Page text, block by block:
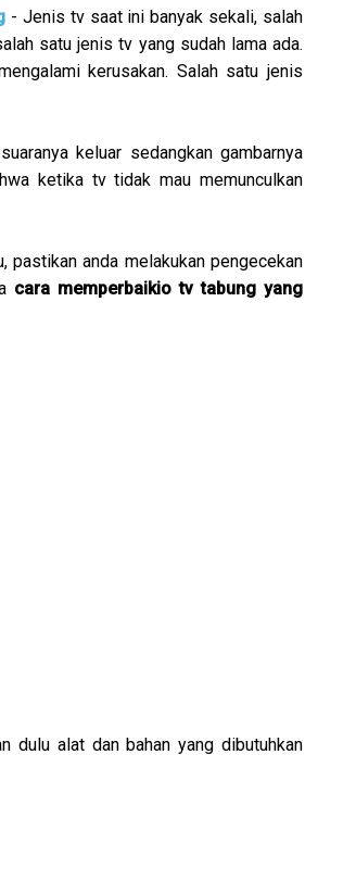
- Jenis tv saat ini banyak sekali, salah
satu jenis tv yang sudah lama ada.
kerusakan. Salah satu jenis
keluar sedangkan gambarnya
ketika tv tidak mau memunculkan
pastikan anda melakukan pengecekan
cara memperbaikio tv tabung yang
dulu alat dan bahan yang dibutuhkan